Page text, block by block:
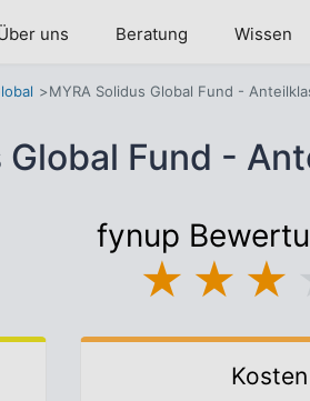
uns Beratung Wissen
MYRA Solidus Global Fund -
Global Fund -
fynup
★ ★ ★
Kosten